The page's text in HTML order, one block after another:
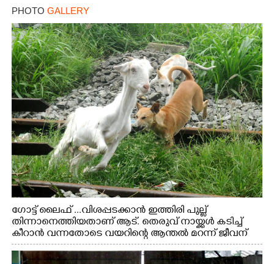
PHOTO GALLERY
ഗോട്ട് ലൈഫ് ...വിശപ്പടക്കാൻ ഇത്തിരി പുല്ല്
തിന്നാനെത്തിയതാണ് ആട്. തെരുവ് നായ്ക്കൾ കടിച്ച്
കീറാൻ വന്നതോടെ വയറിന്റെ ആന്തൽ മറന്ന് ജീവന്
വേണ്ടിയായി ഓട്ടം. എറണാകുളം വാത്തുരുത്തിയിൽ
നിന്നുള്ള കാഴ്ച
Copy Link